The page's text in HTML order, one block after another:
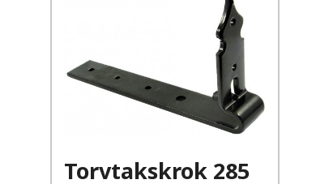
Torvtakskrok 285
Kjøp
Les mer